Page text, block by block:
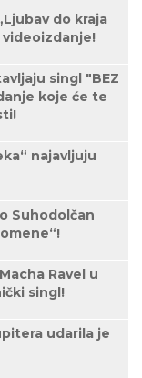
do kraja
singl "BEZ
koje će te
najavljuju
Suhodolčan
Ravel u
singl!
udarila je